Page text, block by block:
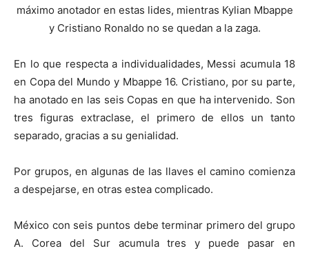
máximo anotador en estas lides, mientras Kylian Mbappe
y Cristiano Ronaldo no se quedan a la zaga.
En lo que respecta a individualidades, Messi acumula 18
en Copa del Mundo y Mbappe 16. Cristiano, por su parte,
ha anotado en las seis Copas en que ha intervenido. Son
tres figuras extraclase, el primero de ellos un tanto
separado, gracias a su genialidad.
Por grupos, en algunas de las llaves el camino comienza
a despejarse, en otras estea complicado.
México con seis puntos debe terminar primero del grupo
A. Corea del Sur acumula tres y puede pasar en